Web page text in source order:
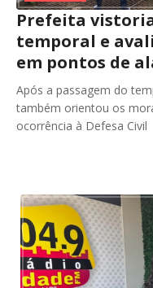
Prefeita
temporal e
em pontos de
Após a passagem do
também orientou os
ocorrência à Defesa Civil